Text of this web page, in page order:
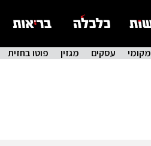
מקומי עסקים מגזין פוטו בחזית